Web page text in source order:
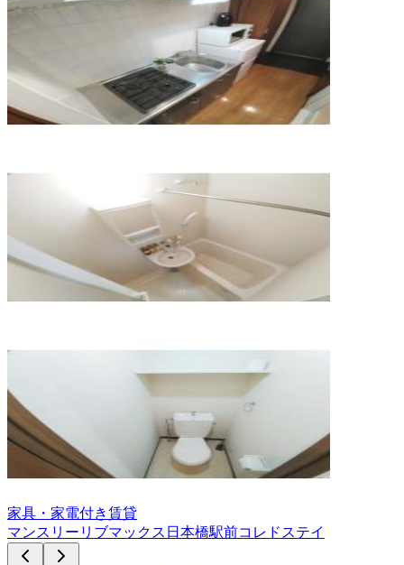
家具・家電付き賃貸
マンスリーリブマックス日本橋駅前コレドステイ